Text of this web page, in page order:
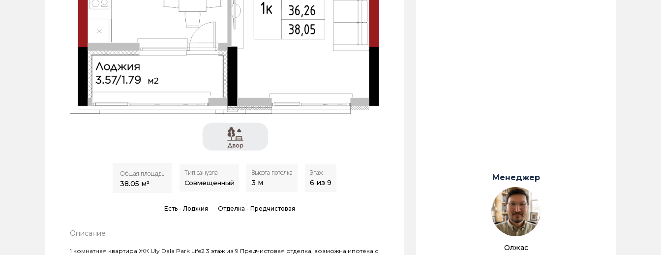
Общая площадь
38.05 м²
Тип санузла
Совмещенный
Высота потолка
3 м
Этаж
6 из 9
Есть -Лоджия Отделка - Предчистовая
Описание
1 комнатная квартира ЖК Uly Dala Park Life2 3 этаж из 9 Предчистовая отделка, возможна ипотека с
Менеджер
Олжас